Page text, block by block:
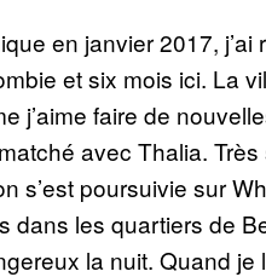
en janvier 2017,
et six mois ici. La
j’aime faire de
avec Thalia.
s’est poursuivie sur
dans les quartiers de
la nuit. Quand